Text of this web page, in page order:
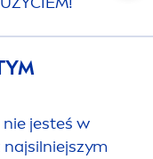
jesteś w
najsilniejszym